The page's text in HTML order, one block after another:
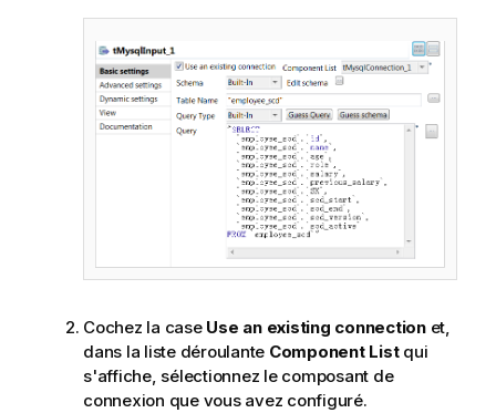
Cochez la case Use an existing connectionet,
dans la liste déroulante Component Listqui
s'affiche, sélectionnez le composant de
connexion que vous avez configuré.